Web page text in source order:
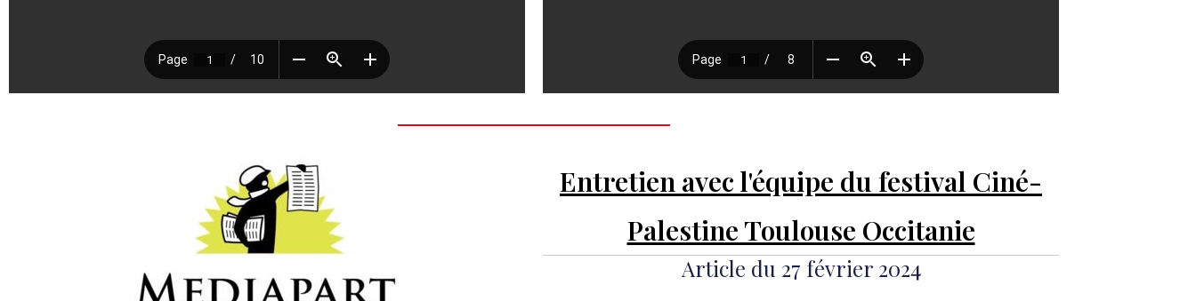
Entretien avec l'équipe du festival Ciné-
Palestine Toulouse Occitanie
Article du 27 février 2024